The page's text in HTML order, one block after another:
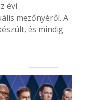
évi
mezőnyéről. A
és mindig